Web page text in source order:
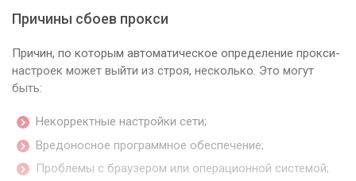
Причины сбоев прокси
Причин, по которым автоматическое определение прокси-
настроек может выйти из строя, несколько. Это могут
быть:
Некорректные настройки сети;
Вредоносное программное обеспечение;
Проблемы с браузером или операционной системой;